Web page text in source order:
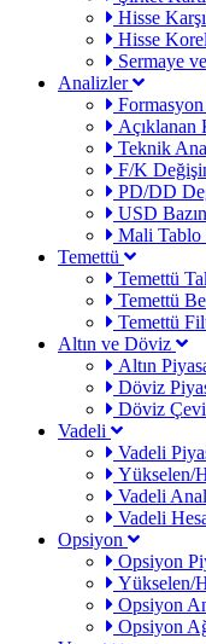
Hisse
Hisse
Sermaye
Analizler
Teknik
F/K
PD/DD
USD
Mali Tablo
Temettü
Temettü
Temettü
Temettü
Altın ve Döviz
Altın
Döviz
Döviz
Vadeli
Vadeli
Yükselen/
Vadeli
Vadeli
Opsiyon
Opsiyon
Yükselen/
Opsiyon
Opsiyon